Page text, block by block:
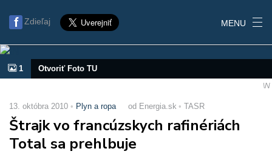
Zdieľaj MENU
1 Otvoriť Foto TU
\N
13. októbra 2010 Plyn a ropa od Energia.sk TASR
Štrajk vo francúzskych rafinériách
Total sa prehlbuje